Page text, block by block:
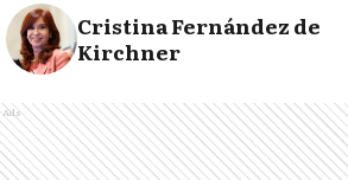
Cristina Fernández de
Kirchner
Ads